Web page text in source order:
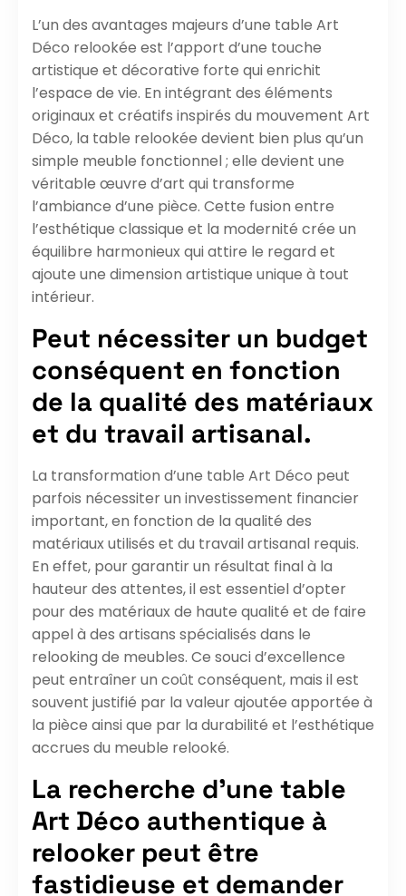
L’un des avantages majeurs d’une table Art
Déco relookée est l’apport d’une touche
artistique et décorative forte qui enrichit
l’espace de vie. En intégrant des éléments
originaux et créatifs inspirés du mouvement Art
Déco, la table relookée devient bien plus qu’un
simple meuble fonctionnel ; elle devient une
véritable œuvre d’art qui transforme
l’ambiance d’une pièce. Cette fusion entre
l’esthétique classique et la modernité crée un
équilibre harmonieux qui attire le regard et
ajoute une dimension artistique unique à tout
intérieur.
Peut nécessiter un budget
conséquent en fonction
de la qualité des matériaux
et du travail artisanal.
La transformation d’une table Art Déco peut
parfois nécessiter un investissement financier
important, en fonction de la qualité des
matériaux utilisés et du travail artisanal requis.
En effet, pour garantir un résultat final à la
hauteur des attentes, il est essentiel d’opter
pour des matériaux de haute qualité et de faire
appel à des artisans spécialisés dans le
relooking de meubles. Ce souci d’excellence
peut entraîner un coût conséquent, mais il est
souvent justifié par la valeur ajoutée apportée à
la pièce ainsi que par la durabilité et l’esthétique
accrues du meuble relooké.
La recherche d’une table
Art Déco authentique à
relooker peut être
fastidieuse et demander